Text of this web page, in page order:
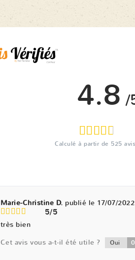
4.8 /
Calculé à partir de 525
Marie-Christine D. publié le 17/07/2022
5/5
très bien
Cet avis vous a-t-il été utile ?
Oui 0